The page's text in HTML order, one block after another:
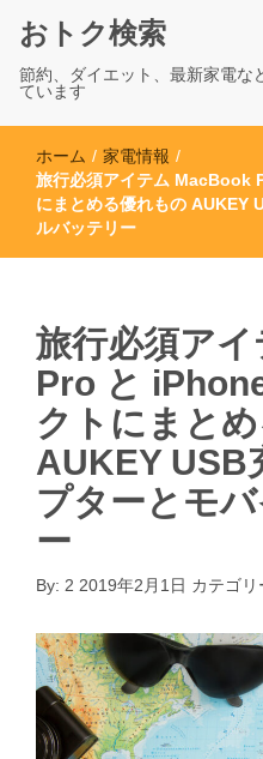
おトク検索
節約、ダイエット、最新家電な
ています
ホーム / 家電情報 /
旅行必須アイテム MacBook
にまとめる優れもの AUKEY
ルバッテリー
旅行必須ア
Pro と
クトにまと
AUKEY USB
プターとモ
ー
By: 2 2019年2月1日 カテゴリ